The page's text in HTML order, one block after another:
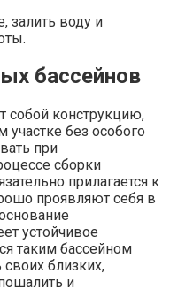
залить воду и
бассейнов
собой конструкцию,
без особого
при
сборки
прилагается к
проявляют себя в
устойчивое
таким бассейном
близких,
и